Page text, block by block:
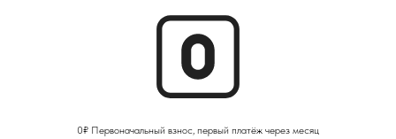
0₽ Первоначальный взнос, первый платёж через месяц